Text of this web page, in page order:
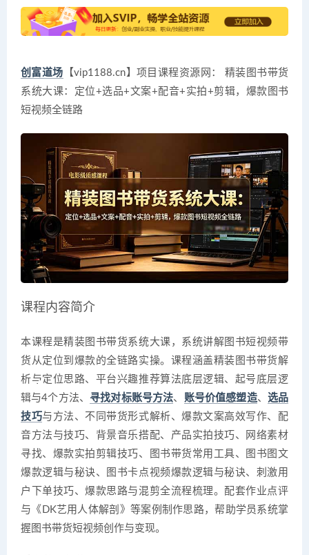
创富道场 【vip1188.cn】项目课程资源网： 精装图书带货
系统大课：定位+选品+文案+配音+实拍+剪辑，爆款图书
短视频全链路
课程内容简介
本课程是精装图书带货系统大课，系统讲解图书短视频带
货从定位到爆款的全链路实操。课程涵盖精装图书带货解
析与定位思路、平台兴趣推荐算法底层逻辑、起号底层逻
辑与4个方法、 寻找对标账号方法、 账号价值感塑造、 选品
技巧与方法、不同带货形式解析、爆款文案高效写作、配
音方法与技巧、背景音乐搭配、产品实拍技巧、网络素材
寻找、爆款实拍剪辑技巧、图书带货常用工具、图书图文
爆款逻辑与秘诀、图书卡点视频爆款逻辑与秘诀、刺激用
户下单技巧、爆款思路与混剪全流程梳理。配套作业点评
与《DK艺用人体解剖》等案例制作思路，帮助学员系统掌
握图书带货短视频创作与变现。